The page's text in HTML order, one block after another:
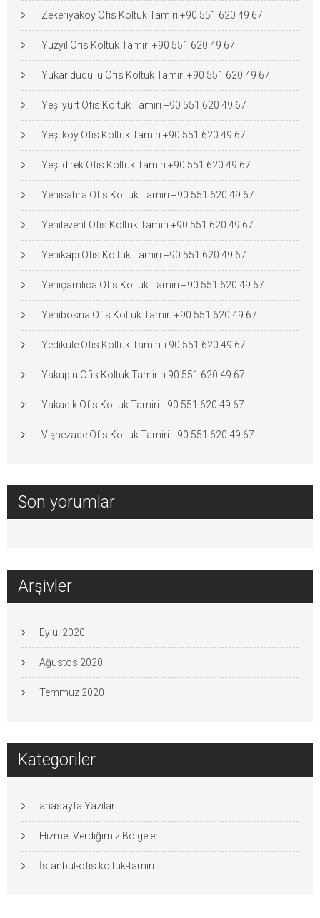
Zekeriyaköy Ofis Koltuk Tamiri +90 551 620 49 67
Yüzyıl Ofis Koltuk Tamiri +90 551 620 49 67
Yukarıdudullu Ofis Koltuk Tamiri +90 551 620 49 67
Yeşilyurt Ofis Koltuk Tamiri +90 551 620 49 67
Yeşilköy Ofis Koltuk Tamiri +90 551 620 49 67
Yeşildirek Ofis Koltuk Tamiri +90 551 620 49 67
Yenisahra Ofis Koltuk Tamiri +90 551 620 49 67
Yenilevent Ofis Koltuk Tamiri +90 551 620 49 67
Yenikapı Ofis Koltuk Tamiri +90 551 620 49 67
Yeniçamlıca Ofis Koltuk Tamiri +90 551 620 49 67
Yenibosna Ofis Koltuk Tamiri +90 551 620 49 67
Yedikule Ofis Koltuk Tamiri +90 551 620 49 67
Yakuplu Ofis Koltuk Tamiri +90 551 620 49 67
Yakacık Ofis Koltuk Tamiri +90 551 620 49 67
Vişnezade Ofis Koltuk Tamiri +90 551 620 49 67
Son yorumlar
Arşivler
Eylül 2020
Ağustos 2020
Temmuz 2020
Kategoriler
anasayfa Yazılar
Hizmet Verdiğimiz Bölgeler
İstanbul-ofis koltuk-tamiri